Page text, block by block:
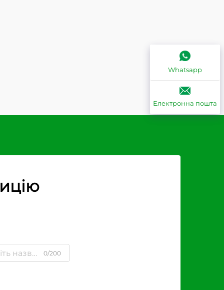
0/200
Whatsapp
Електронна пошта